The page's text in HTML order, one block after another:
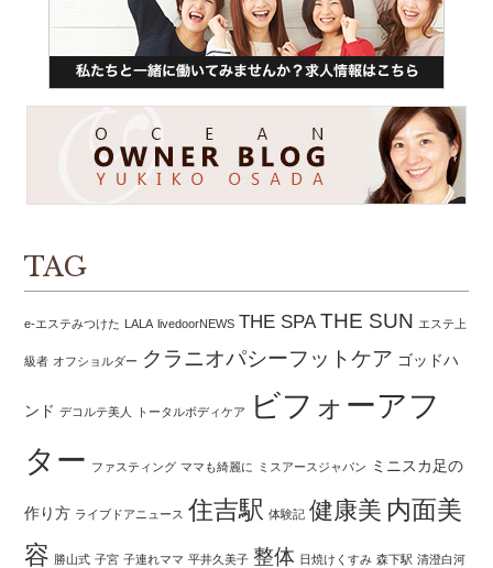
TAG
e-エステみつけた LALA livedoorNEWS THE SPA THE SUN エステ上
級者 オフショルダー クラニオパシーフットケア ゴッドハ
ンド デコルテ美人 トータルボディケア
ビフォーアフ
ター ファスティング ママも綺麗に ミスアースジャパン ミニスカ足の
作り方 ライブドアニュース 住吉駅 体験記 健康美 内面美
容 勝山式 子宮 子連れママ 平井久美子 整体 日焼けくすみ 森下駅 清澄白河